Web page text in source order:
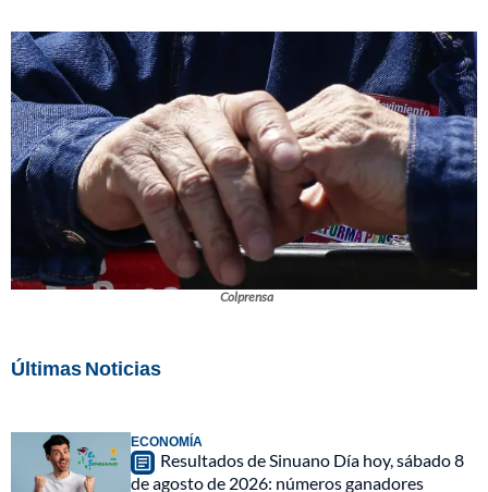
Colprensa
Últimas Noticias
ECONOMÍA
Resultados de Sinuano Día hoy, sábado 8
de agosto de 2026: números ganadores